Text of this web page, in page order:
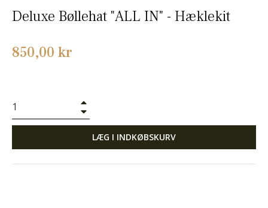
Deluxe Bøllehat "ALL IN" - Hæklekit
Normalpris
850,00 kr
LÆG I INDKØBSKURV